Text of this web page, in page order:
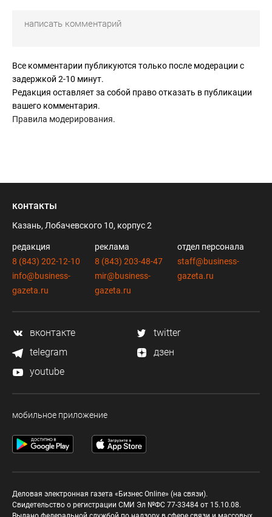
Все комментарии публикуются только после модерации с
задержкой 2-10 минут.
Редакция оставляет за собой право отказать в публикации
вашего комментария.
Правила модерирования.
контакты
Казань, Лобачевского 10, корпус 2
редакция
8 (843) 202-12-10
info@business-
gazeta.ru
реклама
8 (843) 203-48-47
mir@business-
gazeta.ru
отдел персонала
staff@business-
gazeta.ru
вконтакте
twitter
telegram
дзен
youtube
мобильное приложение
Деловая электронная газета «Бизнес Online» (на связи).
Свидетельство о регистрации СМИ Эл №ФС 77-33484 от 15.10.08.